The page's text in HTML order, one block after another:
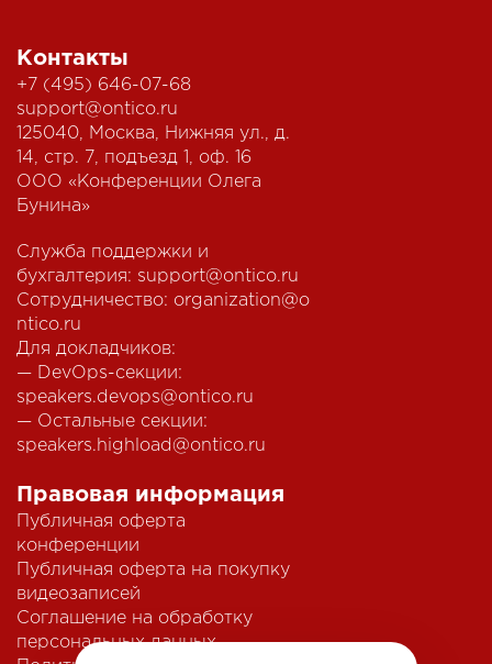
Контакты
+7 (495) 646-07-68
support@ontico.ru
125040, Москва, Нижняя ул., д.
14, стр. 7, подъезд 1, оф. 16
ООО «Конференции Олега
Бунина»
Служба поддержки и
бухгалтерия: support@ontico.ru
Сотрудничество: organization@o
ntico.ru
Для докладчиков:
— DevOps-секции:
speakers.devops@ontico.ru
— Остальные секции:
speakers.highload@ontico.ru
Правовая информация
Публичная оферта
конференции
Публичная оферта на покупку
видеозаписей
Соглашение на обработку
персональных данных